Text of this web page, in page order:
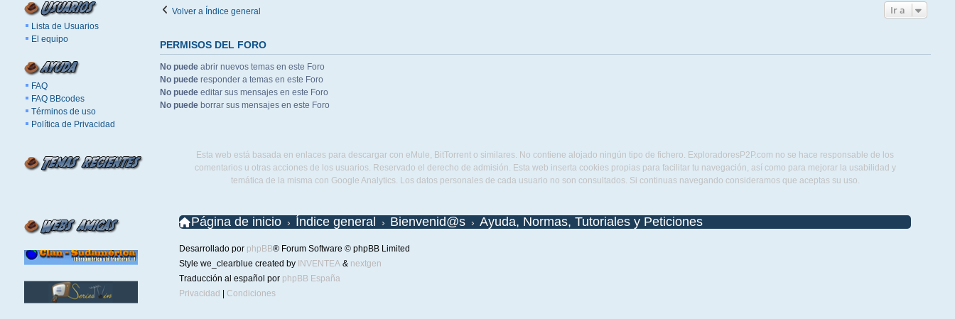
Lista de Usuarios
El equipo
FAQ
FAQ BBcodes
Términos de uso
Política de Privacidad
Volver a Índice general Ir a
PERMISOS DEL FORO
No puedeabrir nuevos temas en este Foro
No puederesponder a temas en este Foro
No puedeeditar sus mensajes en este Foro
No puedeborrar sus mensajes en este Foro
Esta web está basada en enlaces para descargar con eMule, BitTorrent o similares. No contiene alojado ningún tipo de fichero. ExploradoresP2P.com no se hace responsable de los
comentarios u otras acciones de los usuarios. Reservado el derecho de admisión. Esta web inserta cookies propias para facilitar tu navegación, así como para mejorar la usabilidad y
temática de la misma con Google Analytics. Los datos personales de cada usuario no son consultados. Si continuas navegando consideramos que aceptas su uso.
Página de inicio Índice general Bienvenid@s Ayuda, Normas, Tutoriales y Peticiones
Desarrollado por phpBB® Forum Software © phpBB Limited
Style we_clearblue created by INVENTEA& nextgen
Traducción al español por phpBB España
Privacidad
Condiciones